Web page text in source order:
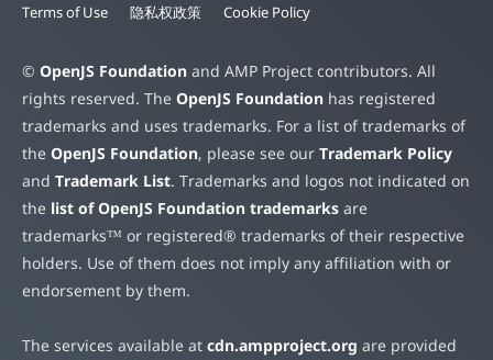
Terms of Use 隐私权政策 Cookie Policy
© OpenJS Foundation and AMP Project contributors. All
rights reserved. The OpenJS Foundation has registered
trademarks and uses trademarks. For a list of trademarks of
the OpenJS Foundation, please see our Trademark Policy
and Trademark List. Trademarks and logos not indicated on
the list of OpenJS Foundation trademarks are
trademarks™ or registered® trademarks of their respective
holders. Use of them does not imply any affiliation with or
endorsement by them.
The services available at cdn.ampproject.org are provided